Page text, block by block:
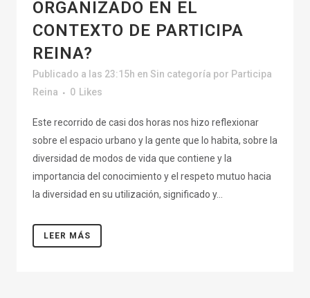
ORGANIZADO EN EL
CONTEXTO DE PARTICIPA
REINA?
Publicado a las 23:15h en Sin categoría por Participa
Reina
0 Likes
Este recorrido de casi dos horas nos hizo reflexionar
sobre el espacio urbano y la gente que lo habita, sobre la
diversidad de modos de vida que contiene y la
importancia del conocimiento y el respeto mutuo hacia
la diversidad en su utilización, significado y...
LEER MÁS